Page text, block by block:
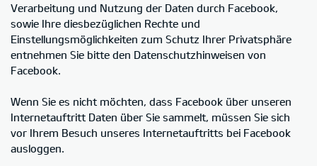
Verarbeitung und Nutzung der Daten durch Facebook,
sowie Ihre diesbezüglichen Rechte und
Einstellungsmöglichkeiten zum Schutz Ihrer Privatsphäre
entnehmen Sie bitte den Datenschutzhinweisen von
Facebook.
Wenn Sie es nicht möchten, dass Facebook über unseren
Internetauftritt Daten über Sie sammelt, müssen Sie sich
vor Ihrem Besuch unseres Internetauftritts bei Facebook
ausloggen.